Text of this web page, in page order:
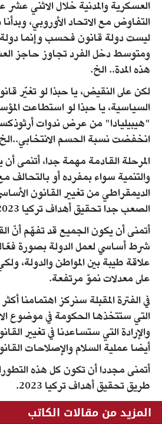
العسكرية والمدنية خلال الاثني عشر
التفاوض مع الاتحاد الأوروبي،
ليست دولة قانون فحسب وإنما
ومتوسط دخل الفرد تجاوز حاجز
هذه المدة.. الخ.
لكن على النقيض، يا حبذا لو تغيّر
السياسية، يا حبذا لو استطاعت
"هيبيليادا" من عرض ندوات
انخفضت نسبة الحسم
المرحلة القادمة مهمة جدا، أتنمى
والتنمية سواء بمفرده أو
الديمقراطي من تغيير القانون
الصعب جدا تحقيق أهداف تركيا 2023.
أتمنى أن يكون الجميع قد تفهّم أنّ
شرط أساسي لعمل الدولة بصورة
علاقة طيبة بين المواطن والدولة،
على معدلات نموّ مرتفعة.
في الفترة المقبلة سنركز اهتمامنا
التي ستتخذها الحكومة في موضوع
والإرادة التي ستساعدنا في تغيير
أيضا عملية السلام والإصلاحات
أتمنى مجددا أن تكون كل هذه
طريق تحقيق أهداف تركيا 2023.
المزيد من مقالات الكاتب